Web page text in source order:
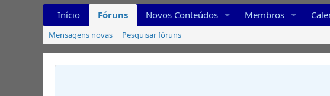
Início Fóruns Novos Conteúdos Membros
Mensagens novas Pesquisar fóruns